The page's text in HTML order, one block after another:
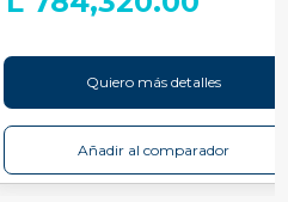
Quiero más detalles
Añadir al comparador